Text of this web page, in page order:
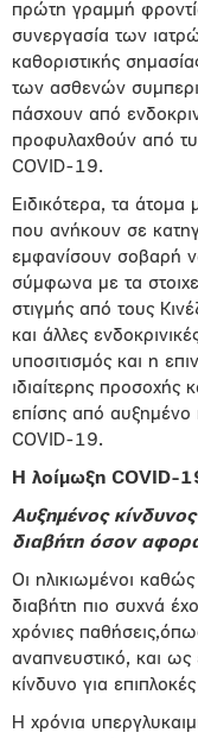
πρώτη γραμμή
συνεργασία των
καθοριστικής
των ασθενών
πάσχουν από
προφυλαχθούν από
COVID-19.
Ειδικότερα, τα
που ανήκουν σε
εμφανίσουν σοβαρή
σύμφωνα με τα
στιγμής από τους
και άλλες
υποσιτισμός και η
ιδιαίτερης προσοχής
επίσης από
COVID-19.
Η λοίμωξη COVID-
Αυξημένος
διαβήτη όσον
Οι ηλικιωμένοι
διαβήτη πιο συχνά
χρόνιες
αναπνευστικό, και
κίνδυνο για
Η χρόνια